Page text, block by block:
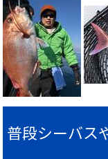
普段シーバス